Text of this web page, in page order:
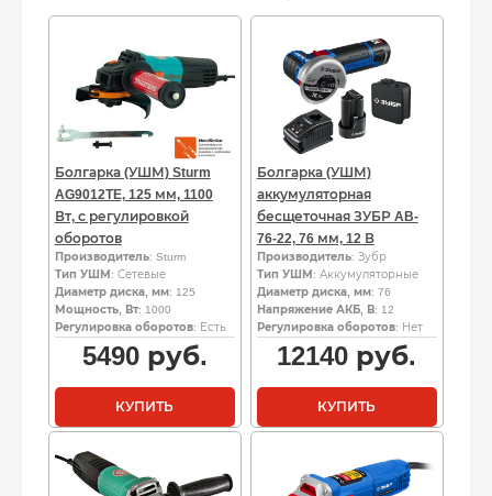
Болгарка (УШМ) Sturm
AG9012TE, 125 мм, 1100
Вт, с регулировкой
оборотов
Производитель: Sturm
Тип УШМ : Сетевые
Диаметр диска, мм: 125
Мощность, Вт: 1000
Регулировка оборотов: Есть
5490руб.
КУПИТЬ
Болгарка (УШМ)
аккумуляторная
бесщеточная ЗУБР AB-
76-22, 76 мм, 12 В
Производитель: Зубр
Тип УШМ : Аккумуляторные
Диаметр диска, мм: 76
Напряжение АКБ, В: 12
Регулировка оборотов: Нет
12140 руб.
КУПИТЬ